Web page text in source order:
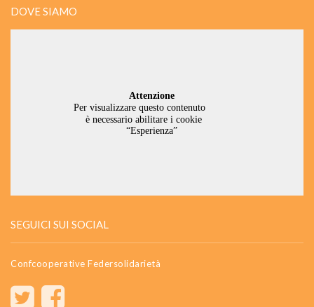
DOVE SIAMO
SEGUICI SUI SOCIAL
Confcooperative Federsolidarietà